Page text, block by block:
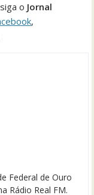
o Jornal
,
Federal de Ouro
Rádio Real FM.